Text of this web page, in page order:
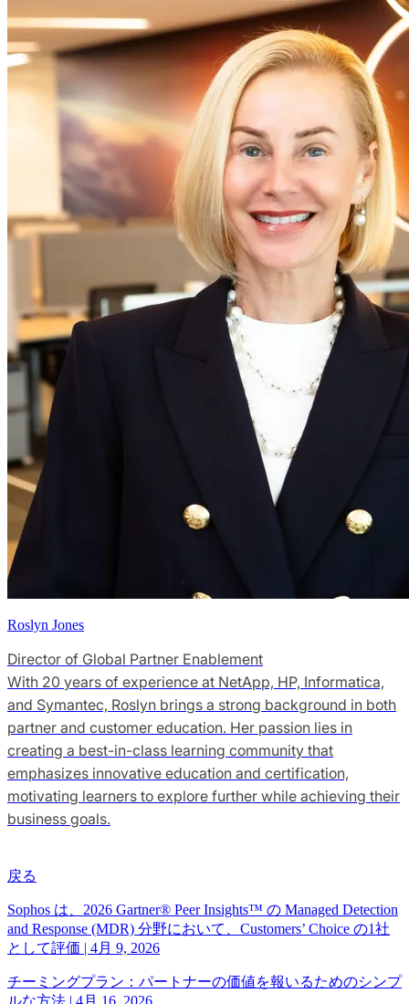
Roslyn Jones
Director of Global Partner Enablement
With 20 years of experience at NetApp, HP, Informatica,
and Symantec, Roslyn brings a strong background in both
partner and customer education. Her passion lies in
creating a best-in-class learning community that
emphasizes innovative education and certification,
motivating learners to explore further while achieving their
business goals.
戻る
Sophos は、2026 Gartner® Peer Insights™ の Managed Detection
and Response (MDR) 分野において、Customers’ Choice の1社
として評価 | 4月 9, 2026
チーミングプラン：パートナーの価値を報いるためのシンプ
ルな方法 | 4月 16, 2026